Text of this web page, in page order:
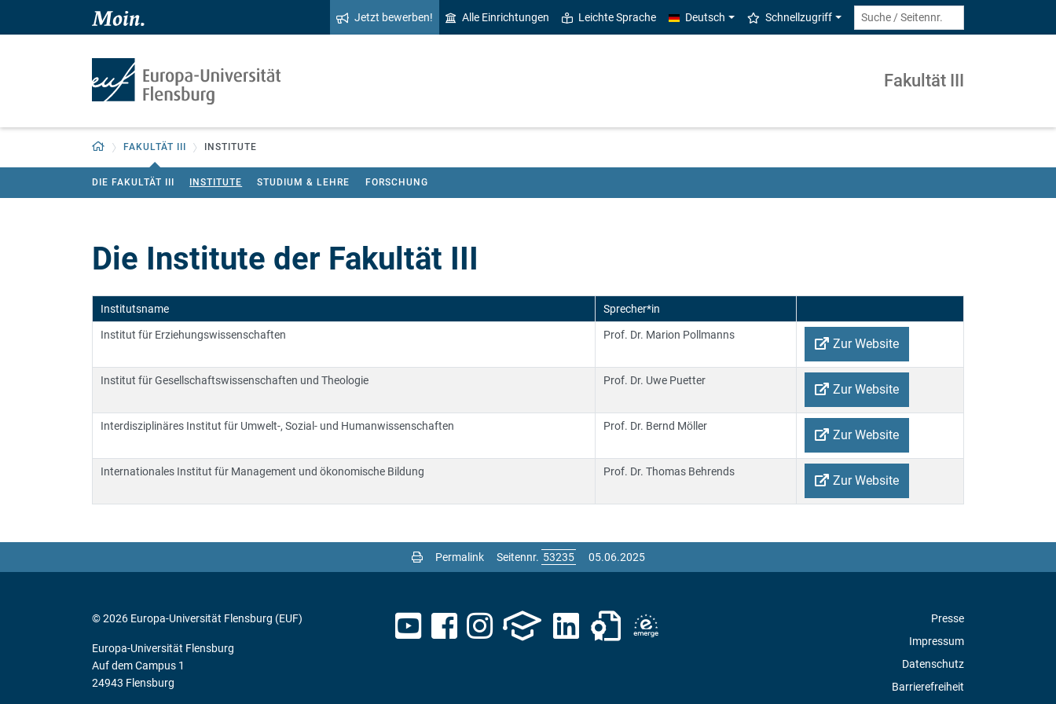
Zum Hauptinhalt springen
Zur Navigation springen
Jetzt bewerben! Alle Einrichtungen Leichte Sprache Deutsch Schnellzugriff
Fakultät III
Zurück zur Startseite
FAKULTÄT III INSTITUTE
DIE FAKULTÄT III INSTITUTE STUDIUM & LEHRE FORSCHUNG
Die Institute der Fakultät III
Institutsname Sprecher*in
Institut für Erziehungswissenschaften Prof. Dr. Marion Pollmanns
Zur Website
Institut für Gesellschaftswissenschaften und Theologie Prof. Dr. Uwe Puetter
Zur Website
Interdisziplinäres Institut für Umwelt-, Sozial- und Humanwissenschaften Prof. Dr. Bernd Möller
Zur Website
Internationales Institut für Management und ökonomische Bildung Prof. Dr. Thomas Behrends
Zur Website
Permalink Seitennr. 05.06.2025
Presse
Impressum
Datenschutz
Barrierefreiheit
© 2026 Europa-Universität Flensburg (EUF)
Europa-Universität Flensburg
Auf dem Campus 1
24943 Flensburg